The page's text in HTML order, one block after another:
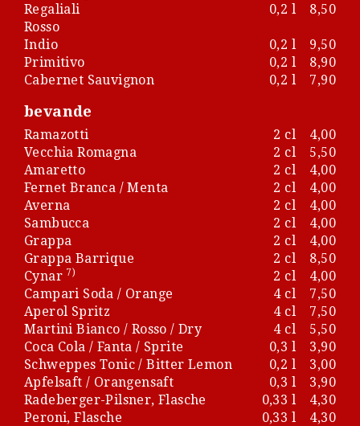
Regaliali
0,2 l
8,50
Rosso
Indio
0,2 l
9,50
Primitivo
0,2 l
8,90
Cabernet Sauvignon
0,2 l 7,90
bevande
Ramazotti 2 cl
4,00
Vecchia Romagna
2 cl
5,50
Amaretto
2 cl
4,00
Fernet Branca / Menta
2 cl
4,00
Averna
2 cl
4,00
Sambucca
2 cl
4,00
Grappa
2 cl
4,00
Grappa Barrique
2 cl
8,50
Cynar 7) 2 cl
4,00
Campari Soda / Orange
4 cl
7,50
Aperol Spritz
4 cl
7,50
Martini Bianco / Rosso / Dry
4 cl
5,50
Coca Cola / Fanta / Sprite
0,3 l
3,90
Schweppes Tonic / Bitter Lemon
0,2 l
3,00
Apfelsaft / Orangensaft
0,3 l
3,90
Radeberger-Pilsner, Flasche
0,33 l
4,30
Peroni, Flasche
0,33 l
4,30